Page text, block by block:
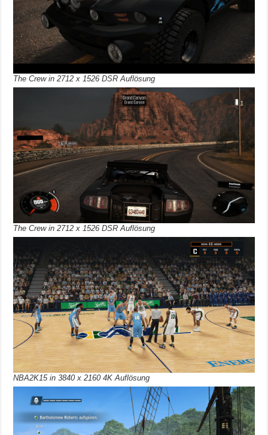
The Crew in 2712 x 1526 DSR Auflösung
The Crew in 2712 x 1526 DSR Auflösung
NBA2K15 in 3840 x 2160 4K Auflösung